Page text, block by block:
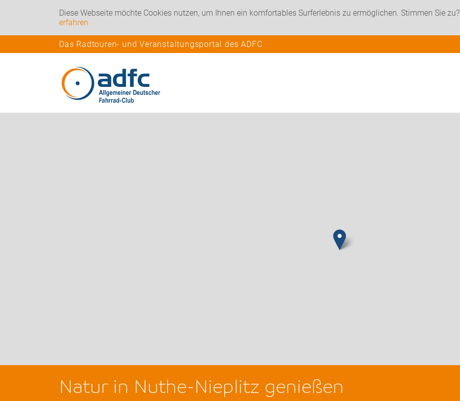
Diese Webseite möchte Cookies nutzen, um Ihnen ein komfortables Surferlebnis zu ermöglichen. Stimmen Sie zu?
erfahren
Das Radtouren- und Veranstaltungsportal des ADFC
Natur in Nuthe-Nieplitz genießen